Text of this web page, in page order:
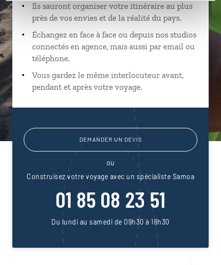
Ils sauront organiser votre itinéraire au plus
près de vos envies et de la réalité du pays.
Échangez en face à face ou depuis nos studios
connectés en agence, mais aussi par email ou
téléphone.
Vous gardez le même interlocuteur avant,
pendant et après votre voyage.
DEMANDER UN DEVIS
ou
Construisez votre voyage avec un spécialiste Samoa
01 85 08 23 51
Du lundi au samedi de 09h30 à 18h30